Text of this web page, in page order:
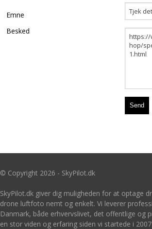
Emne
Besked
© Copyright 2026 - SkyPilot.dk
SkyPilot.dk giver dig muligheden for at optage
drone luftfoto nemt og enkelt. Vi leverer
Danmark, både erhvervslivet, det offentlige og
en stor viden og erfaring siden vi startede i